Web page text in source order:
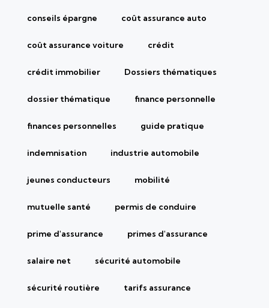
conseils épargne coût assurance auto
coût assurance voiture crédit
crédit immobilier Dossiers thématiques
dossier thématique finance personnelle
finances personnelles guide pratique
indemnisation industrie automobile
jeunes conducteurs mobilité
mutuelle santé permis de conduire
prime d'assurance primes d'assurance
salaire net sécurité automobile
sécurité routière tarifs assurance